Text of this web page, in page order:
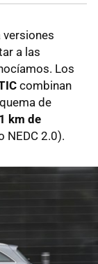
versiones
a las
Los
combinan
de
km de
NEDC 2.0).